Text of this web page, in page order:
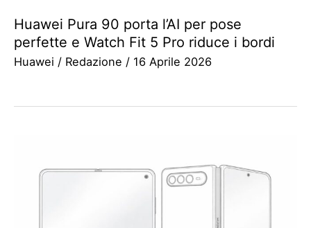
Huawei Pura 90 porta l’AI per pose
perfette e Watch Fit 5 Pro riduce i bordi
Huawei / Redazione / 16 Aprile 2026